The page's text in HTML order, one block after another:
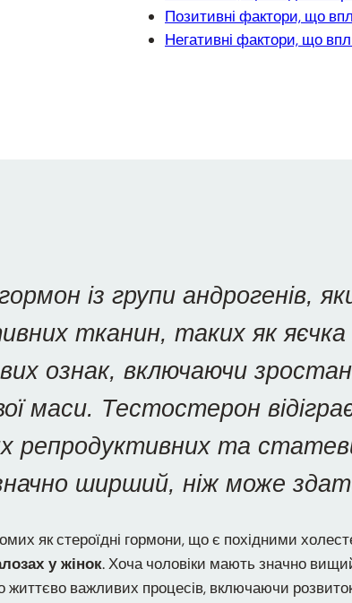
Позитивні фактори, що
Негативні фактори, що
із групи андрогенів,
тканин, таких як
ознак, включаючи
маси. Тестостерон
репродуктивних та
ширший, ніж може
як стероїдні гормони, що є похідними
у жінок. Хоча чоловіки мають значно
важливих процесів, включаючи розвиток